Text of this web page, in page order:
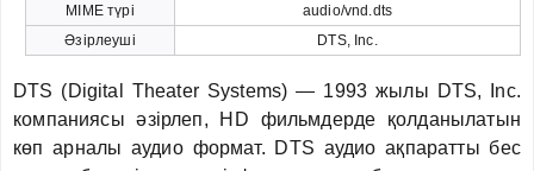
MIME түрі
audio/vnd.dts
Әзірлеуші
DTS, Inc.
DTS (Digital Theater Systems) — 1993 жылы DTS, Inc.
компаниясы әзірлеп, HD фильмдерде қолданылатын
көп арналы аудио формат. DTS аудио ақпаратты бес